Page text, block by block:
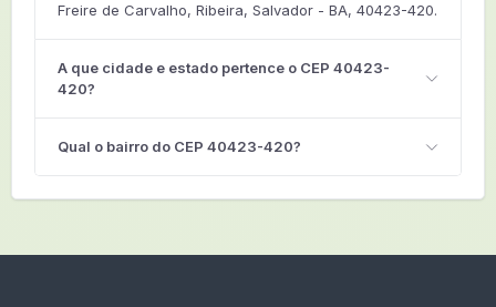
Freire de Carvalho, Ribeira, Salvador - BA, 40423-420.
A que cidade e estado pertence o CEP 40423-
420?
Qual o bairro do CEP 40423-420?